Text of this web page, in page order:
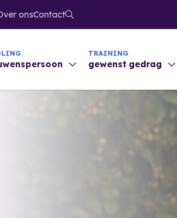
TRAINING
gewenst gedrag
onsContact